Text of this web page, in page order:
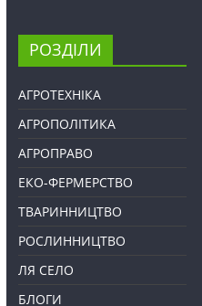
РОЗДІЛИ
АГРОТЕХНІКА
АГРОПОЛІТИКА
АГРОПРАВО
ЕКО-ФЕРМЕРСТВО
ТВАРИННИЦТВО
РОСЛИННИЦТВО
ЛЯ СЕЛО
БЛОГИ